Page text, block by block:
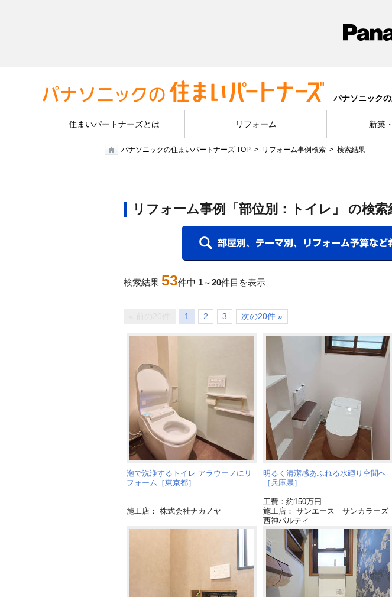
パナソニック
住まいパートナーズとは リフォーム 新築
パナソニックの住まいパートナーズ TOP リフォーム事例検索 検索結果
リフォーム事例「部位別：トイレ」 の検索
検索結果 53件中 1～20件目を表示
1 2 3 次の20件 »
泡で洗浄するトイレ アラウーノにリ
フォーム［東京都］
施工店： 株式会社ナカノヤ
明るく清潔感あふれる水廻り空間へ
［兵庫県］
工費：約150万円
施工店： サンエース サンカラーズ
西神パルティ